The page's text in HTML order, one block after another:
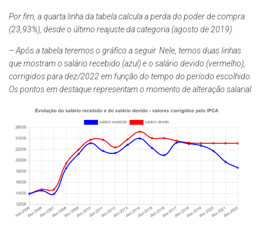
Por fim, a quarta linha da tabela calcula a perda do poder de compra
(23,93%), desde o último reajuste da categoria (agosto de 2019).
– Após a tabela teremos o gráfico a seguir. Nele, temos duas linhas
que mostram o salário recebido (azul) e o salário devido (vermelho),
corrigidos para dez/2022 em função do tempo do período escolhido.
Os pontos em destaque representam o momento de alteração salarial.